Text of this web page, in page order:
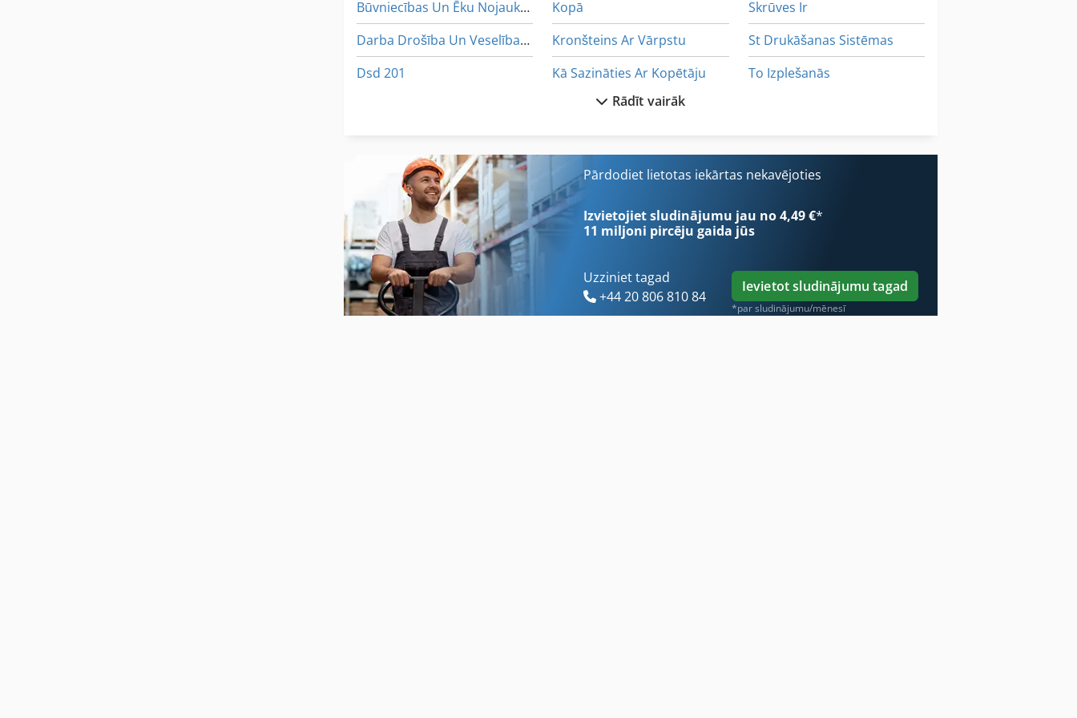
Būvniecības Un Ēku Nojaukšanas Atkritumi
Darba Drošība Un Veselības Aizsardzība
Dsd 201
Hh Drošinātāju
Idx 23
Kopā
Kronšteins Ar Vārpstu
Kā Sazināties Ar Kopētāju
Neophot 2
Ng 200
Skrūves Ir
St Drukāšanas Sistēmas
To Izplešanās
Rādīt vairāk
Pārdodiet lietotas iekārtas nekavējoties
Izvietojiet sludinājumu jau no 4,49 €*
11 miljoni pircēju gaida jūs
Uzziniet tagad
+44 20 806 810 84
Ievietot sludinājumu tagad
*par sludinājumu/mēnesī